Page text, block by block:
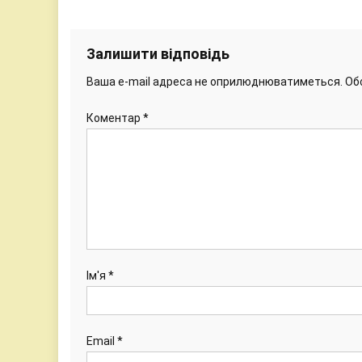
Залишити відповідь
Ваша e-mail адреса не оприлюднюватиметься.
Коментар *
Ім'я *
Email *